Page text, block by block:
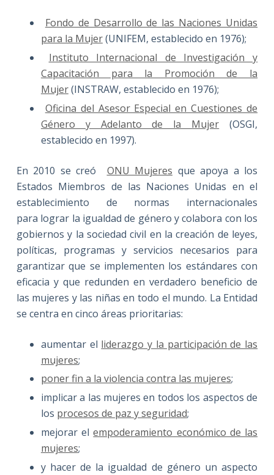
Fondo de Desarrollo de las Naciones Unidas
para la Mujer(UNIFEM, establecido en 1976);
Instituto Internacional de Investigación y
Capacitación para la Promoción de la
Mujer(INSTRAW, establecido en 1976);
Oficina del Asesor Especial en Cuestiones de
Género y Adelanto de la Mujer (OSGI,
establecido en 1997).
En 2010 se creó ONU Mujeres que apoya a los
Estados Miembros de las Naciones Unidas en el
establecimiento de normas internacionales
para lograr la igualdad de género y colabora con los
gobiernos y la sociedad civil en la creación de leyes,
políticas, programas y servicios necesarios para
garantizar que se implementen los estándares con
eficacia y que redunden en verdadero beneficio de
las mujeres y las niñas en todo el mundo. La Entidad
se centra en cinco áreas prioritarias:
aumentar el liderazgo y la participación de las
mujeres;
poner fin a la violencia contra las mujeres;
implicar a las mujeres en todos los aspectos de
los procesos de paz y seguridad;
mejorar elempoderamiento económico de las
mujeres;
y hacer de la igualdad de género un aspecto